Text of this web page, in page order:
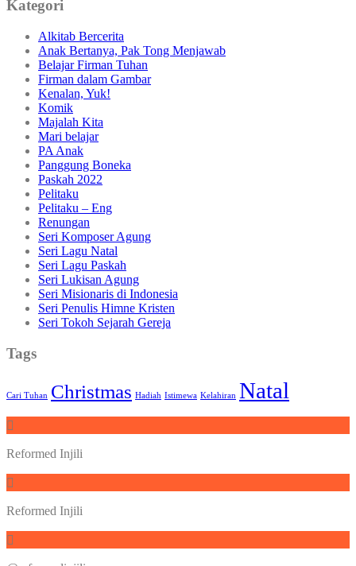
Kategori
Alkitab Bercerita
Anak Bertanya, Pak Tong Menjawab
Belajar Firman Tuhan
Firman dalam Gambar
Kenalan, Yuk!
Komik
Majalah Kita
Mari belajar
PA Anak
Panggung Boneka
Paskah 2022
Pelitaku
Pelitaku – Eng
Renungan
Seri Komposer Agung
Seri Lagu Natal
Seri Lagu Paskah
Seri Lukisan Agung
Seri Misionaris di Indonesia
Seri Penulis Himne Kristen
Seri Tokoh Sejarah Gereja
Tags
Cari Tuhan Christmas Hadiah Istimewa Kelahiran Natal
Reformed Injili
Reformed Injili